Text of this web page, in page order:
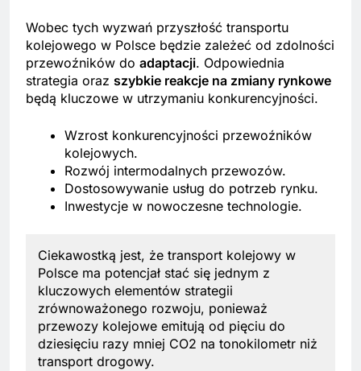
Wobec tych wyzwań przyszłość transportu
kolejowego w Polsce będzie zależeć od zdolności
przewoźników do adaptacji. Odpowiednia
strategia oraz szybkie reakcje na zmiany rynkowe
będą kluczowe w utrzymaniu konkurencyjności.
Wzrost konkurencyjności przewoźników
kolejowych.
Rozwój intermodalnych przewozów.
Dostosowywanie usług do potrzeb rynku.
Inwestycje w nowoczesne technologie.
Ciekawostką jest, że transport kolejowy w
Polsce ma potencjał stać się jednym z
kluczowych elementów strategii
zrównoważonego rozwoju, ponieważ
przewozy kolejowe emitują od pięciu do
dziesięciu razy mniej CO2 na tonokilometr niż
transport drogowy.